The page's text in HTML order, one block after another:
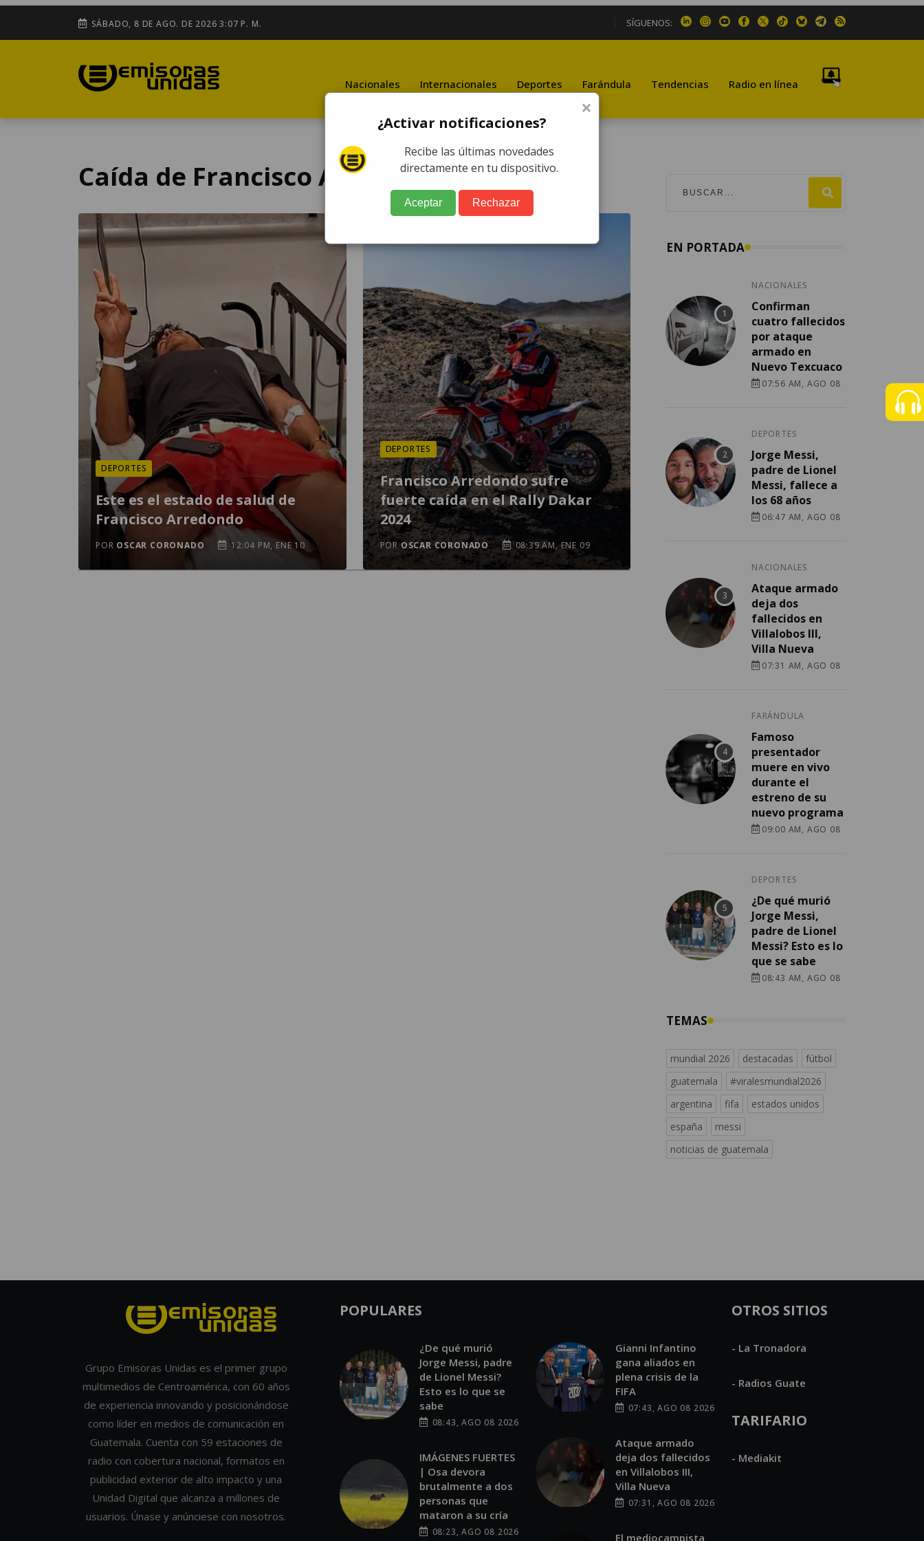
SÁBADO, 8 DE AGO. DE 2026 3:07 P. M. SÍGUENOS:
Nacionales Internacionales Deportes Farándula Tendencias Radio en línea
Caída de Francisco Arredondo
DEPORTES
Este es el estado de salud de
Francisco Arredondo
POR OSCAR CORONADO 12:04 PM, ENE 10
DEPORTES
Francisco Arredondo sufre
fuerte caída en el Rally Dakar
2024
POROSCAR CORONADO 08:39 AM, ENE 09
EN PORTADA
NACIONALES
Confirman
cuatro fallecidos
por ataque
armado en
Nuevo Texcuaco
07:56 AM, AGO 08
DEPORTES
Jorge Messi,
padre de Lionel
Messi, fallece a
los 68 años
06:47 AM, AGO 08
NACIONALES
Ataque armado
deja dos
fallecidos en
Villalobos III,
Villa Nueva
07:31 AM, AGO 08
FARÁNDULA
Famoso
presentador
muere en vivo
durante el
estreno de su
nuevo programa
09:00 AM, AGO 08
DEPORTES
¿De qué murió
Jorge Messi,
padre de Lionel
Messi? Esto es lo
que se sabe
08:43 AM, AGO 08
TEMAS
mundial 2026 destacadas
fútbol
guatemala
#viralesmundial2026
argentina
fifa
estados unidos
españa
messi
noticias de guatemala
Grupo Emisoras Unidas es el primer grupo
multimedios de Centroamérica, con 60 años
de experiencia innovando y posicionándose
como líder en medios de comunicación en
Guatemala. Cuenta con 59 estaciones de
radio con cobertura nacional, formatos en
publicidad exterior de alto impacto y una
Unidad Digital que alcanza a millones de
usuarios. Únase y anúnciese con nosotros.
POPULARES
¿De qué murió
Jorge Messi, padre
de Lionel Messi?
Esto es lo que se
sabe
08:43, AGO 08 2026
IMÁGENES FUERTES
| Osa devora
brutalmente a dos
personas que
mataron a su cría
08:23, AGO 08 2026
Gianni Infantino
gana aliados en
plena crisis de la
FIFA
07:43, AGO 08 2026
Ataque armado
deja dos fallecidos
en Villalobos III,
Villa Nueva
07:31, AGO 08 2026
El mediocampista
OTROS SITIOS
- La Tronadora
- Radios Guate
TARIFARIO
- Mediakit
×
¿Activar notificaciones?
Recibe las últimas novedades
directamente en tu dispositivo.
Aceptar Rechazar